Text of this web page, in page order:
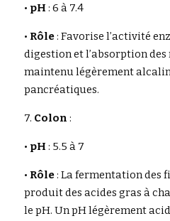
• pH : 6 à 7.4
• Rôle : Favorise l’activité
digestion et l’absorption
maintenu légèrement
pancréatiques.
7. Colon :
• pH : 5.5 à 7
• Rôle : La fermentation des
produit des acides gras à
le pH. Un pH légèrement